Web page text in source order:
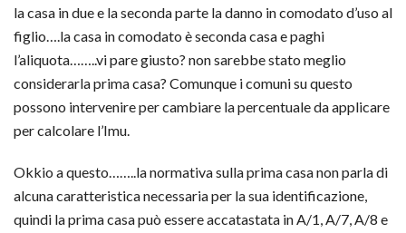
la casa in due e la seconda parte la danno in comodato d’uso al
figlio….la casa in comodato è seconda casa e paghi
l’aliquota……..vi pare giusto? non sarebbe stato meglio
considerarla prima casa? Comunque i comuni su questo
possono intervenire per cambiare la percentuale da applicare
per calcolare l’Imu.
Okkio a questo……..la normativa sulla prima casa non parla di
alcuna caratteristica necessaria per la sua identificazione,
quindi la prima casa può essere accatastata in A/1, A/7, A/8 e